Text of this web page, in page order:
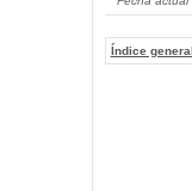
Índice general